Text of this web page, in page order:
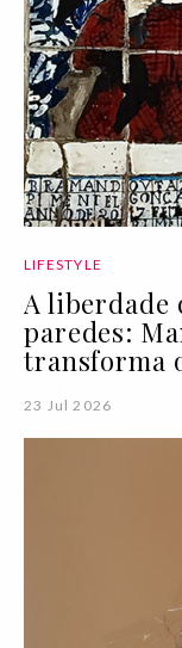
LIFESTYLE
A liberdade
paredes:
transforma
23 Jul 2026